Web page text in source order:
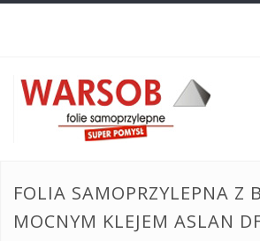
FOLIA SAMOPRZYLEPNA Z
MOCNYM KLEJEM ASLAN